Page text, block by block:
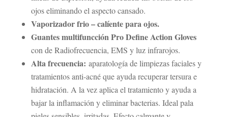
ojos eliminando el aspecto cansado.
Vaporizador frio – calíente para ojos.
Guantes multifuncción Pro Define Action Gloves
con deRadiofrecuencia, EMS y luz infrarojos.
Alta frecuencia: aparatología de limpiezas faciales y
tratamientos anti-acné que ayuda recuperar tersura e
hidratación. A la vez aplica el tratamiento y ayuda a
bajar la inflamación y eliminar bacterias. Ideal pala